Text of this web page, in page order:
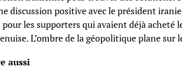
discussion positive avec le président
pour les supporters qui avaient déjà acheté
L’ombre de la géopolitique plane sur
aussi